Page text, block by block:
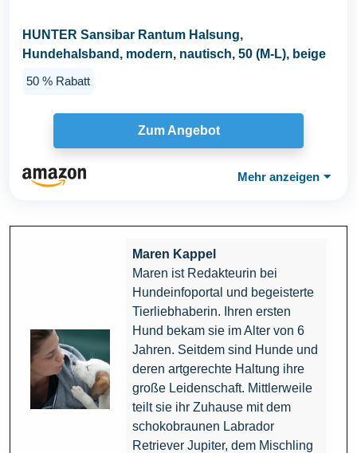
HUNTER Sansibar Rantum Halsung,
Hundehalsband, modern, nautisch, 50 (M-L), beige
50 % Rabatt
Zum Angebot
Mehr anzeigen ⏷
Maren Kappel
Maren ist Redakteurin bei
Hundeinfoportal und begeisterte
Tierliebhaberin. Ihren ersten
Hund bekam sie im Alter von 6
Jahren. Seitdem sind Hunde und
deren artgerechte Haltung ihre
große Leidenschaft. Mittlerweile
teilt sie ihr Zuhause mit dem
schokobraunen Labrador
Retriever Jupiter, dem Mischling